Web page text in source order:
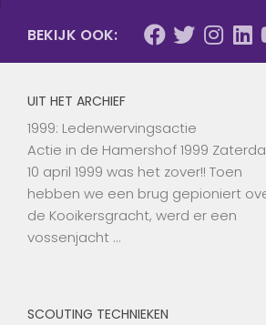
BEKIJK OOK:
UIT HET ARCHIEF
1999: Ledenwervingsactie
Actie in de Hamershof 1999
10 april 1999 was het zover!! Toen
hebben we een brug gepioniert
de Kooikersgracht, werd er een
vossenjacht …
SCOUTING TECHNIEKEN